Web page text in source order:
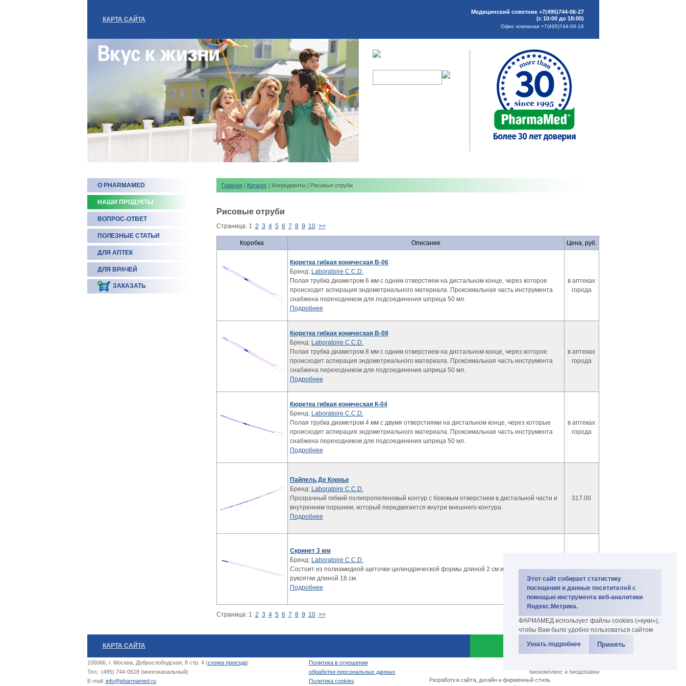
Этот сайт собирает статистику
посещения и данные посетителей с
помощью инструмента веб-аналитики
Яндекс.Метрика.
ФАРМАМЕД использует файлы cookies («куки»),
чтобы Вам было удобно пользоваться сайтом
Узнать подробнее
Принять
КАРТА САЙТА
Медицинский советник +7(495)744-06-27
(с 10:00 до 18:00)
Офис компании +7(495)744-06-18
О PHARMAMED
НАШИ ПРОДУКТЫ
ВОПРОС-ОТВЕТ
ПОЛЕЗНЫЕ СТАТЬИ
ДЛЯ АПТЕК
ДЛЯ ВРАЧЕЙ
ЗАКАЗАТЬ
Главная | Каталог| Ингредиенты | Рисовые отруби
Рисовые отруби
Страница: 1 2 3 4 5 6 7 8 9 10 >>
Коробка Описание Цена, руб.
Кюретка гибкая коническая В-06
Бренд: Laboratoire C.C.D.
Полая трубка диаметром 6 мм с одним отверстием на дистальном конце, через которое
происходит аспирация эндометриального материала. Проксимальная часть инструмента
снабжена переходником для подсоединения шприца 50 мл.
Подробнее
в аптеках
города
Кюретка гибкая коническая В-08
Бренд: Laboratoire C.C.D.
Полая трубка диаметром 8 мм с одним отверстием на дистальном конце, через которое
происходит аспирация эндометриального материала. Проксимальная часть инструмента
снабжена переходником для подсоединения шприца 50 мл.
Подробнее
в аптеках
города
Кюретка гибкая коническая К-04
Бренд: Laboratoire C.C.D.
Полая трубка диаметром 4 мм с двумя отверстиями на дистальном конце, через которые
происходит аспирация эндометриального материала. Проксимальная часть инструмента
снабжена переходником для подсоединения шприца 50 мл.
Подробнее
в аптеках
города
Пайпель Де Корнье
Бренд: Laboratoire C.C.D.
Прозрачный гибкий полипропиленовый контур с боковым отверстием в дистальной части и
внутренним поршнем, который передвигается внутри внешнего контура.
Подробнее
317.00
Скринет 3 мм
Бренд: Laboratoire C.C.D.
Состоит из полиамидной щеточки цилиндрической формы длиной 2 см и полипропиленовой
рукоятки длиной 18 см.
Подробнее
35.90
Страница: 1 2 3 4 5 6 7 8 9 10 >>
КАРТА САЙТА
105066, г. Москва, Доброслободская, 8 стр. 4 (схема проезда)
Тел.: (495) 744-0618 (многоканальный)
E-mail: info@pharmamed.ru
Политика в отношении
обработки персональных данных
Политика cookies
биокомплекс и биодобавки